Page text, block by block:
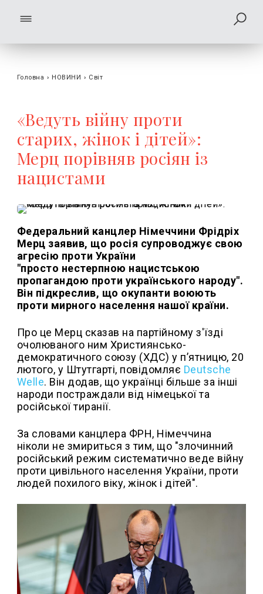
Головна › НОВИНИ › Світ
«Ведуть війну проти
старих, жінок і дітей»:
Мерц порівняв росіян із
нацистами
Федеральний канцлер Німеччини Фрідріх
Мерц заявив, що росія супроводжує свою
агресію проти України
"просто нестерпною нацистською
пропагандою проти українського народу".
Він підкреслив, що окупанти воюють
проти мирного населення нашої країни.
Про це Мерц сказав на партійному з'їзді
очолюваного ним Християнсько-
демократичного союзу (ХДС) у пʼятницю, 20
лютого, у Штутгарті, повідомляє Deutsche
Welle. Він додав, що українці більше за інші
народи постраждали від німецької та
російської тиранії.
За словами канцлера ФРН, Німеччина
ніколи не змириться з тим, що "злочинний
російський режим систематично веде війну
проти цивільного населення України, проти
людей похилого віку, жінок і дітей".